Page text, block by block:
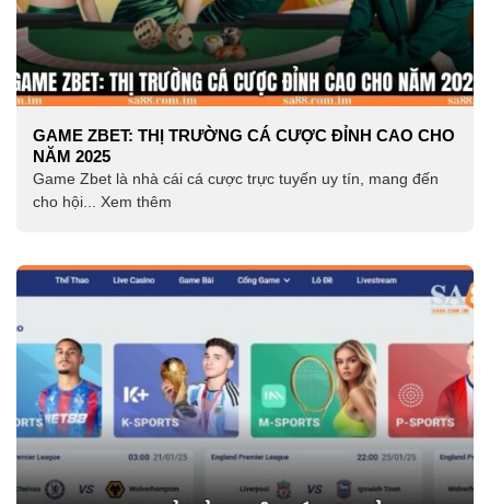
GAME ZBET: THỊ TRƯỜNG CÁ CƯỢC ĐỈNH CAO CHO
NĂM 2025
Game Zbet là nhà cái cá cược trực tuyến uy tín, mang đến
cho hội... Xem thêm